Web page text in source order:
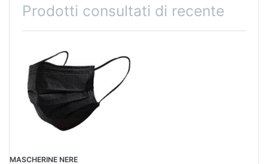
Prodotti consultati di recente
MASCHERINE NERE